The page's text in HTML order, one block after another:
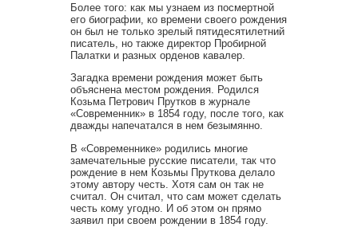
Более того: как мы узнаем из посмертной
его биографии, ко времени своего рождения
он был не только зрелый пятидесятилетний
писатель, но также директор Пробирной
Палатки и разных орденов кавалер.
Загадка времени рождения может быть
объяснена местом рождения. Родился
Козьма Петрович Прутков в журнале
«Современник» в 1854 году, после того, как
дважды напечатался в нем безымянно.
В «Современнике» родились многие
замечательные русские писатели, так что
рождение в нем Козьмы Пруткова делало
этому автору честь. Хотя сам он так не
считал. Он считал, что сам может сделать
честь кому угодно. И об этом он прямо
заявил при своем рождении в 1854 году.